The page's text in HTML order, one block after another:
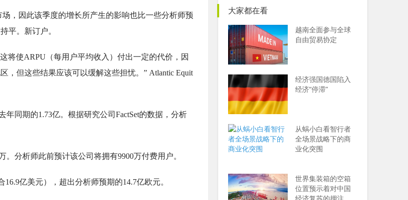
，因此该季度的增长所产生的影响也比一些分析师预
平。新订户。
将使ARPU（每用户平均收入）付出一定的代价，因
，但这些结果应该可以缓解这些担忧。” Atlantic Equit
同期的1.73亿。根据研究公司FactSet的数据，分析
分析师此前预计该公司将拥有9900万付费用户。
亿美元），超出分析师预期的14.7亿欧元。
大家都在看
越南全面参与全球
自由贸易协定
经济强国德国陷入
经济“停滞”
从蜗小白看智行者
全场景战略下的商
业化突围
世界集装箱的空箱
位置预示着对中国